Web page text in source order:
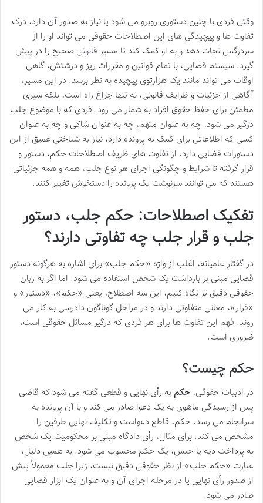
وقتی فردی با چنین دستوری روبرو می شود یا نیاز به صدور آن دارد، درک
تفاوت ها و پیچیدگی های این اصطلاحات حقوقی می تواند او را از
سردرگمی نجات دهد و به او کمک کند تا مسیر قانونی صحیح را در پیش
گیرد. سیستم قضایی، با تمام قوانین و مقررات ریز و درشتش، گاهی
اوقات می تواند مانند یک هزارتوی پیچیده به نظر برسد. در این مسیر،
آگاهی از جزئیات و ظرایف قانونی، نه تنها چراغ راه است، بلکه سپری
مطمئن برای حفظ حقوق افراد به شمار می رود. فردی که با موضوع جلب
درگیر می شود، چه به عنوان متهم، چه به عنوان شاکی و چه به عنوان
کسی که اطلاعاتی برای کمک به پرونده دارد، نیاز به شناختی عمیق از این
دستورات قضایی دارد. از تفاوت های ظریف اصطلاحات حکم، دستور و
قرار گرفته تا شرایط و چگونگی اجرای هر نوع جلب، همه و همه جزئیاتی
هستند که می توانند سرنوشت یک پرونده را دستخوش تغییر کنند.
تفکیک اصطلاحات: حکم جلب، دستور
جلب و قرار جلب چه تفاوتی دارند؟
در گفتار عامیانه، اغلب از واژه «حکم جلب» برای اشاره به هرگونه دستور
قضایی مبنی بر بازداشت یک شخص استفاده می شود. اما اگر به زبان
حقوقی دقیق تر نگاه کنیم، این سه اصطلاح، یعنی «حکم»، «دستور» و
«قرار»، معانی متفاوتی دارند و در مراحل گوناگون دادرسی به کار می
روند. فهم این تفاوت ها برای هر فردی که درگیر مسائل حقوقی است،
ضروری است.
حکم چیست؟
در ادبیات حقوقی، حکم به رأی نهایی و قطعی گفته می شود که قاضی
پس از رسیدگی ماهوی به یک دعوا صادر می کند و با آن پرونده به
سرانجام می رسد. حکم، قاطع دعواست و تکلیف نهایی طرفین را
مشخص می کند. برای مثال، رأی دادگاه مبنی بر محکومیت یک شخص
به پرداخت دیه یا حبس، یک حکم محسوب می شود. به همین دلیل،
عبارت «حکم جلب» از نظر حقوقی دقیق نیست، زیرا جلب معمولاً پیش
از صدور رأی نهایی یا در مرحله اجرای آن و به عنوان یک ابزار قضایی
صادر می شود.